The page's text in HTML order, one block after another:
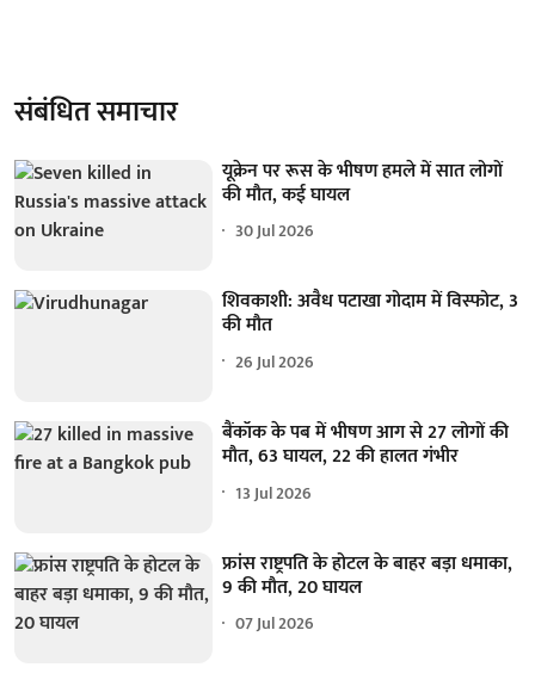
संबंधित समाचार
यूक्रेन पर रूस के भीषण हमले में सात लोगों
की मौत, कई घायल
30 Jul 2026
शिवकाशी: अवैध पटाखा गोदाम में विस्फोट, 3
की मौत
26 Jul 2026
बैंकॉक के पब में भीषण आग से 27 लोगों की
मौत, 63 घायल, 22 की हालत गंभीर
13 Jul 2026
फ्रांस राष्ट्रपति के होटल के बाहर बड़ा धमाका,
9 की मौत, 20 घायल
07 Jul 2026